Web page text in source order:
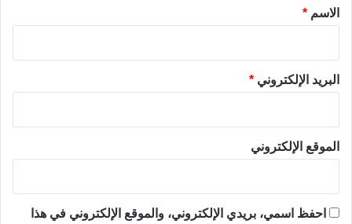
*الاسم *
البريد الإلكتروني *
الموقع الإلكتروني
احفظ اسمي، بريدي الإلكتروني، والموقع الإلكتروني في هذا